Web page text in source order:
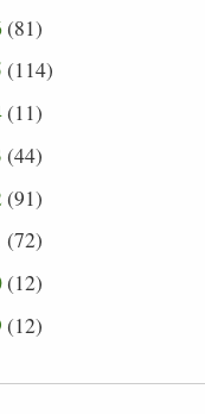
(81)
(114)
(11)
(44)
(91)
(72)
(12)
(12)